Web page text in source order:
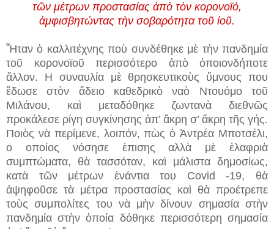
τῶν μέτρων προστασίας ἀπὸ τὸν κορονοϊό,
ἀμφισβητώντας τὴν σοβαρότητα τοῦ ἰοῦ.
Ἦταν ὁ καλλιτέχνης ποὺ συνδέθηκε μὲ τὴν πανδημία
τοῦ κορονοϊοῦ περισσότερο ἀπὸ ὁποιονδήποτε
ἄλλον. Η συναυλία μὲ θρησκευτικοὺς ὕμνους που
ἔδωσε στὸν ἄδειο καθεδρικὸ ναὸ Ντουόμο τοῦ
Μιλάνου, καὶ μεταδόθηκε ζωντανὰ διεθνῶς
προκάλεσε ρίγη συγκίνησης ἀπ’ ἄκρη σ’ ἄκρη τῆς γής.
Ποιὸς νὰ περίμενε, λοιπόν, πὼς ὁ Ἀντρέα Μποτσέλι,
o οποίος νόσησε ἐπισης αλλὰ μὲ ἐλαφριὰ
συμπτώματα, θὰ τασσόταν, καὶ μάλιστα δημοσίως,
κατὰ τῶν μέτρων ἐνάντια του Covid -19, θὰ
ἀψηφοῦσε τὰ μέτρα προστασίας καὶ θὰ προέτρεπε
τοὺς συμπολίτες του νὰ μὴν δίνουν σημασία στὴν
πανδημία στὴν ὁποία δόθηκε περισσότερη σημασία